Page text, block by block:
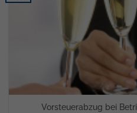
Vorsteuerabzug bei